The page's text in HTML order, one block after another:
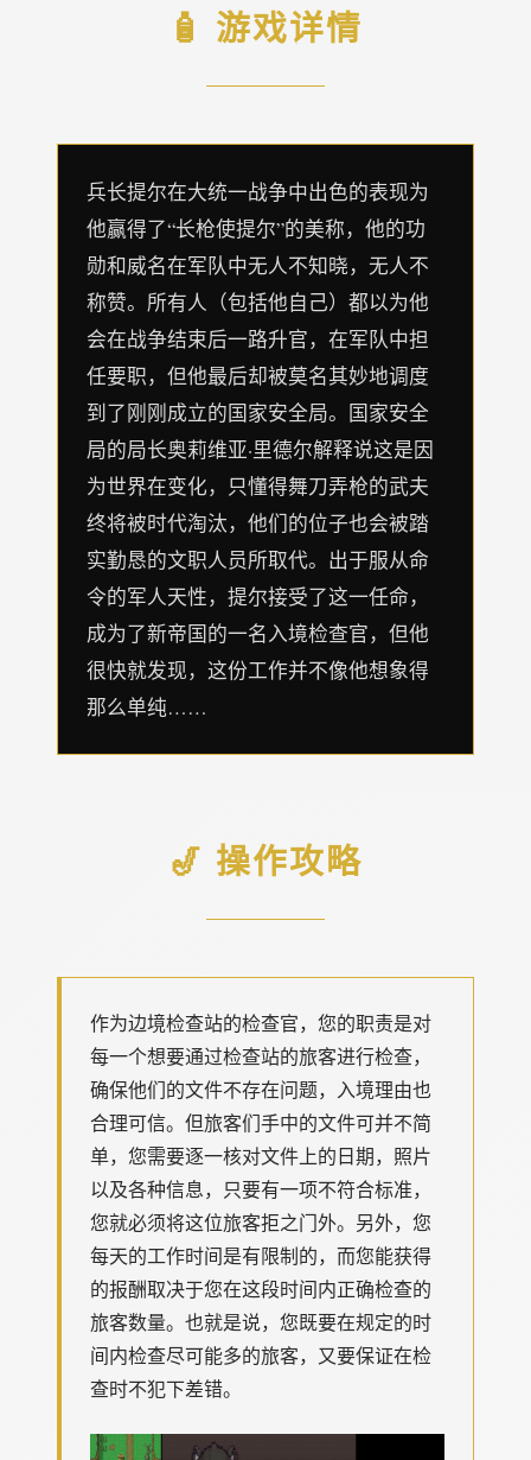
🧴 游戏详情
兵长提尔在大统一战争中出色的表现为
他赢得了“长枪使提尔”的美称，他的功
勋和威名在军队中无人不知晓，无人不
称赞。所有人（包括他自己）都以为他
会在战争结束后一路升官，在军队中担
任要职，但他最后却被莫名其妙地调度
到了刚刚成立的国家安全局。国家安全
局的局长奥莉维亚·里德尔解释说这是因
为世界在变化，只懂得舞刀弄枪的武夫
终将被时代淘汰，他们的位子也会被踏
实勤恳的文职人员所取代。出于服从命
令的军人天性，提尔接受了这一任命，
成为了新帝国的一名入境检查官，但他
很快就发现，这份工作并不像他想象得
那么单纯……
🎷 操作攻略
作为边境检查站的检查官，您的职责是对
每一个想要通过检查站的旅客进行检查，
确保他们的文件不存在问题，入境理由也
合理可信。但旅客们手中的文件可并不简
单，您需要逐一核对文件上的日期，照片
以及各种信息，只要有一项不符合标准，
您就必须将这位旅客拒之门外。另外，您
每天的工作时间是有限制的，而您能获得
的报酬取决于您在这段时间内正确检查的
旅客数量。也就是说，您既要在规定的时
间内检查尽可能多的旅客，又要保证在检
查时不犯下差错。